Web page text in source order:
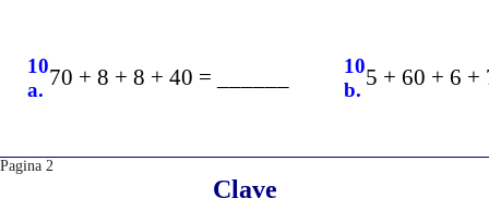
10
a. 70 + 8 + 8 + 40 = ______
10
b. 5 + 60 + 6 +
Pagina 2
Clave